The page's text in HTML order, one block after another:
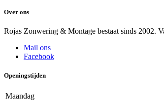
Over ons
Rojas Zonwering & Montage bestaat sinds 2002.
Mail ons
Facebook
Openingstijden
Maandag